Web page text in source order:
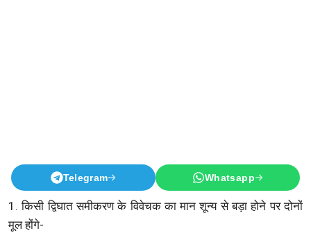
Telegram Whatsapp
1. किसी द्विघात समीकरण के विवेचक का मान शून्य से बड़ा होने पर दोनों
मूल होंगे-